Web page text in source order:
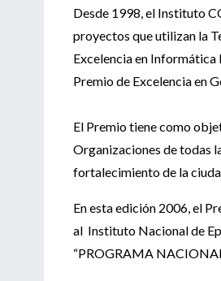
Desde 1998, el Instituto
proyectos que utilizan la
Excelencia en
Premio de Excelencia en
El Premio tiene como
Organizaciones de todas
fortalecimiento de la
En esta edición 2006, el
al Instituto Nacional de
“PROGRAMA